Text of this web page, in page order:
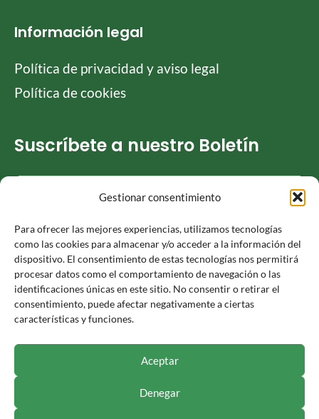
Gestionar consentimiento
Para ofrecer las mejores experiencias, utilizamos tecnologías
como las cookies para almacenar y/o acceder a la información del
dispositivo. El consentimiento de estas tecnologías nos permitirá
procesar datos como el comportamiento de navegación o las
identificaciones únicas en este sitio. No consentir o retirar el
consentimiento, puede afectar negativamente a ciertas
características y funciones.
Aceptar
Denegar
Información legal
Política de privacidad y aviso legal
Política de cookies
Suscríbete a nuestro Boletín
Responsable » Ayuntamiento de Luceni. / Finalidad » enviarte
nuestras publicaciones y noticias. / Legitimación » tu
consentimiento. / Destinatarios » solo se realizan cesiones si
derechos de acceso, rectificación, limitación y suprimir los